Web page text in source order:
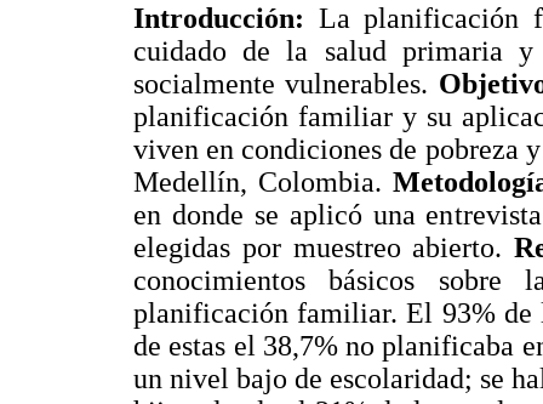
Introducción: La planificación
cuidado de la salud primaria y
socialmente vulnerables.
planificación familiar y su
viven en condiciones de pobreza
Medellín, Colombia.
en donde se aplicó una
elegidas por muestreo abierto.
conocimientos básicos sobre
planificación familiar. El 93% de
de estas el 38,7% no planificaba
un nivel bajo de escolaridad; se